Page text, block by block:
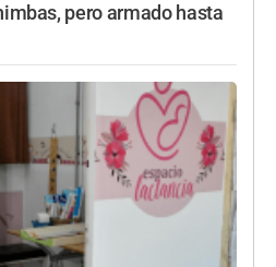
pero armado hasta